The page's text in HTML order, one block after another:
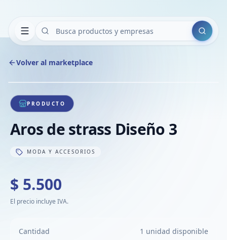
Buscar
Volver al marketplace
1/1
PRODUCTO
Aros de strass Diseño 3
MODA Y ACCESORIOS
$ 5.500
El precio incluye IVA.
Cantidad 1 unidad disponible